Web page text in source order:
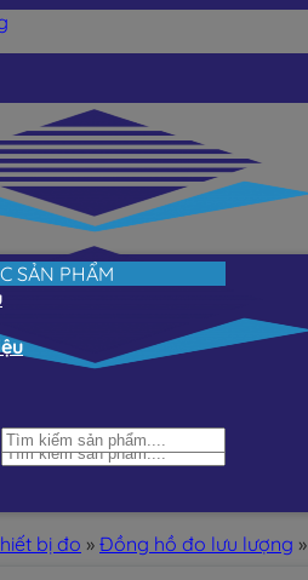
SẢN PHẨM
bị đo » Đồng hồ đo lưu lượng »